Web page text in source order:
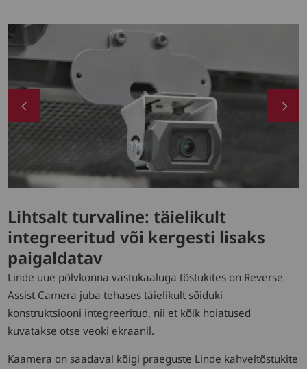
Lihtsalt turvaline: täielikult
integreeritud või kergesti lisaks
paigaldatav
Linde uue põlvkonna vastukaaluga tõstukites on Reverse
Assist Camera juba tehases täielikult sõiduki
konstruktsiooni integreeritud, nii et kõik hoiatused
kuvatakse otse veoki ekraanil.
Kaamera on saadaval kõigi praeguste Linde kahveltõstukite